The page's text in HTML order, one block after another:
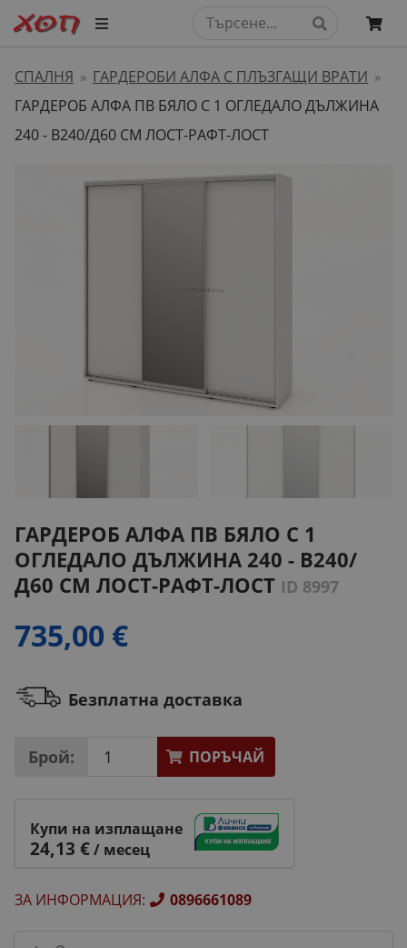
СПАЛНЯ » ГАРДЕРОБИ АЛФА С ПЛЪЗГАЩИ ВРАТИ »
ГАРДЕРОБ АЛФА ПВ БЯЛО С 1 ОГЛЕДАЛО ДЪЛЖИНА
240 - В240/Д60 СМ ЛОСТ-РАФТ-ЛОСТ
ГАРДЕРОБ АЛФА ПВ БЯЛО С 1
ОГЛЕДАЛО ДЪЛЖИНА 240 - В240/
Д60 СМ ЛОСТ-РАФТ-ЛОСТ ID 8997
735,00 €
Безплатна доставка
Брой: ПОРЪЧАЙ
Купи на изплащане
24,13 €/ месец
ЗА ИНФОРМАЦИЯ: 0896661089